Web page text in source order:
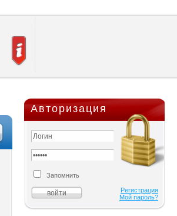
Авторизация
Запомнить
Регистрация
Мой пароль?